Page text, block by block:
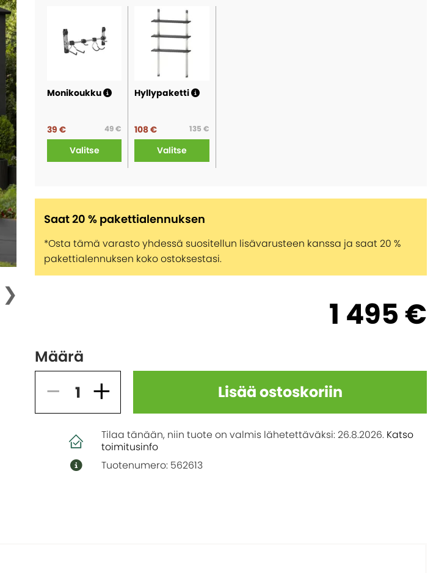
Monikoukku
39 € 49 €
Valitse
Hyllypaketti
108 € 135 €
Valitse
Saat 20 % pakettialennuksen
*Osta tämä varasto yhdessä suositellun lisävarusteen kanssa ja saat 20 %
pakettialennuksen koko ostoksestasi.
1 495 €
Määrä
Lisää ostoskoriin
Tilaa tänään, niin tuote on valmis lähetettäväksi:26.8.2026. Katso
toimitusinfo
Tuotenumero: 562613